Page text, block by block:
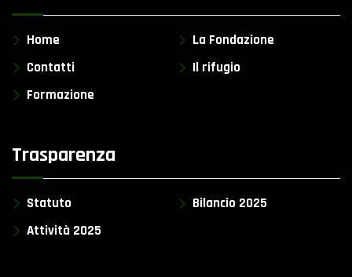
Home
La Fondazione
Contatti
Il rifugio
Formazione
Trasparenza
Statuto
Bilancio 2025
Attività 2025